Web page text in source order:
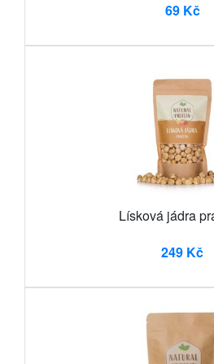
69 Kč
Lísková jádra
249 Kč